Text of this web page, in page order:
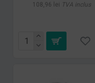
108,96 lei TVA inclus